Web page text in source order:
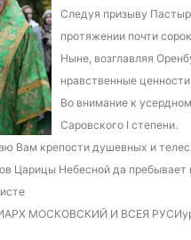
Следуя призыву
протяжении почти
Ныне, возглавляя
нравственные
Во внимание к
Саровского I степени.
Вам крепости душевных и
Царицы Небесной да пребывает
МОСКОВСКИЙ И ВСЕЯ